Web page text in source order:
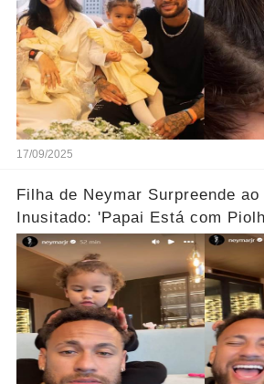
17/09/2025
Filha de Neymar Surpreende
Inusitado: 'Papai Está com